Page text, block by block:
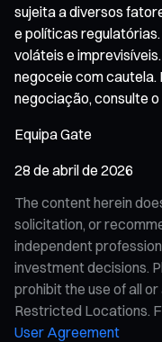
sujeita a diversos
e políticas
voláteis e
negoceie com cautela.
negociação, consulte o
Equipa Gate
28 de abril de 2026
The content herein
solicitation, or
independent
investment decisions.
prohibit the use of all
Restricted Locations.
User Agreement